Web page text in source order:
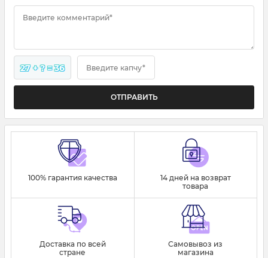
Введите комментарий*
27 + ? = 36 Введите капчу*
100% гарантия качества
14 дней на возврат
товара
Доставка по всей
стране
Самовывоз из
магазина